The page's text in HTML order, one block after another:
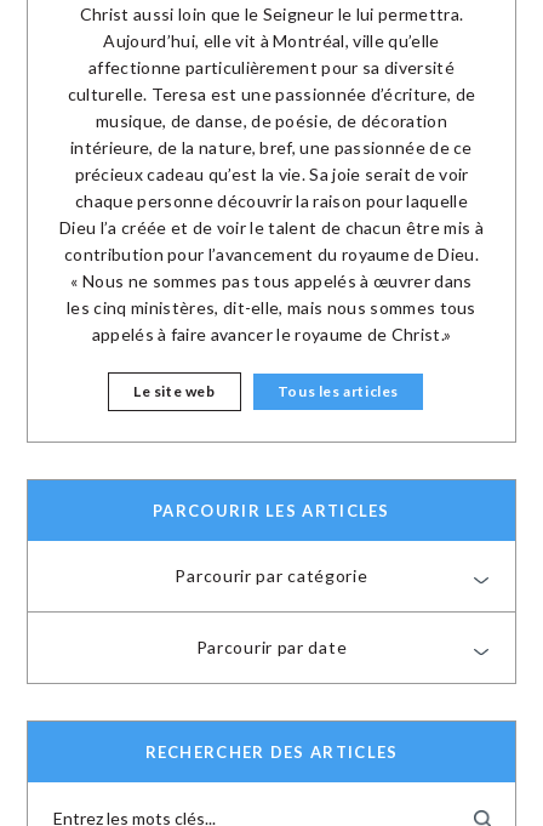
Christ aussi loin que le Seigneur le lui permettra.
Aujourd’hui, elle vit à Montréal, ville qu’elle
affectionne particulièrement pour sa diversité
culturelle. Teresa est une passionnée d’écriture, de
musique, de danse, de poésie, de décoration
intérieure, de la nature, bref, une passionnée de ce
précieux cadeau qu’est la vie. Sa joie serait de voir
chaque personne découvrir la raison pour laquelle
Dieu l’a créée et de voir le talent de chacun être mis à
contribution pour l’avancement du royaume de Dieu.
« Nous ne sommes pas tous appelés à œuvrer dans
les cinq ministères, dit-elle, mais nous sommes tous
appelés à faire avancer le royaume de Christ.»
Le site web Tous les articles
PARCOURIR LES ARTICLES
Parcourir par catégorie
Parcourir par date
RECHERCHER DES ARTICLES